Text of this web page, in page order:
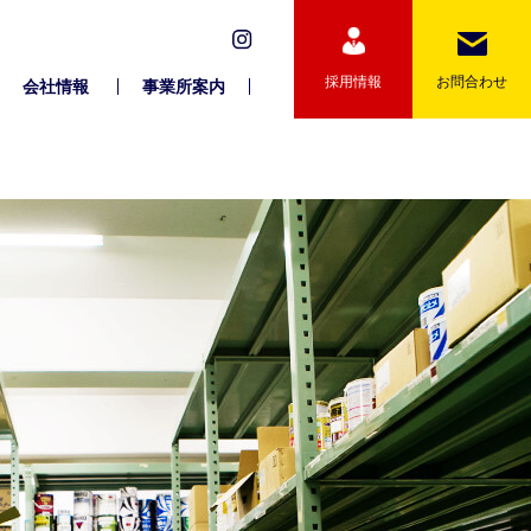
会社情報 事業所案内 採用情報 お問合わせ